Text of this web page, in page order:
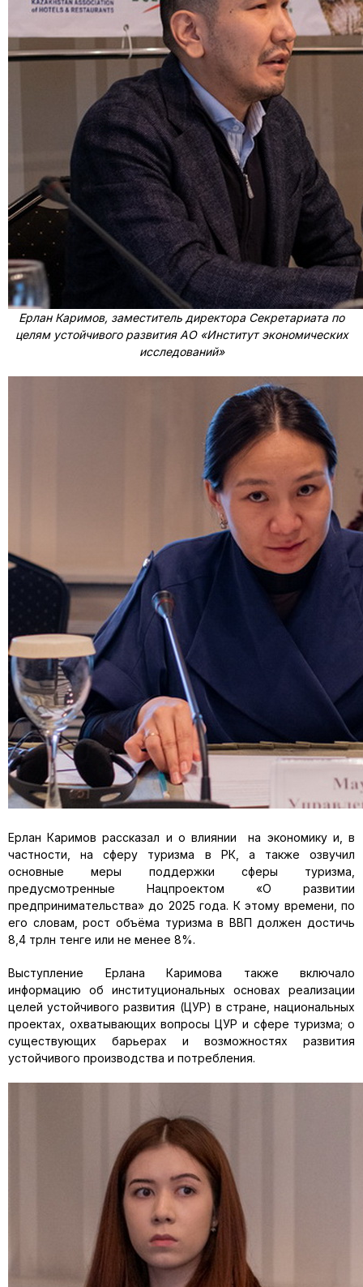
Ерлан Каримов, заместитель директора Секретариата по
целям устойчивого развития АО «Институт экономических
исследований»
Ерлан Каримов рассказал и о влиянии на экономику и, в
частности, на сферу туризма в РК, а также озвучил
основные меры поддержки сферы туризма,
предусмотренные Нацпроектом «О развитии
предпринимательства» до 2025 года. К этому времени, по
его словам, рост объёма туризма в ВВП должен достичь
8,4 трлн тенге или не менее 8%.
Выступление Ерлана Каримова также включало
информацию об институциональных основах реализации
целей устойчивого развития (ЦУР) в стране, национальных
проектах, охватывающих вопросы ЦУР и сфере туризма; о
существующих барьерах и возможностях развития
устойчивого производства и потребления.